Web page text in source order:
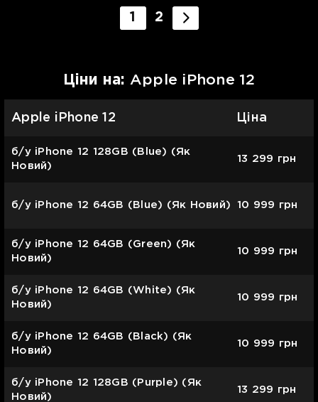
1 2
Цiни на: Apple iPhone 12
Apple iPhone 12 Ціна
б/у iPhone 12 128GB (Blue) (Як
Новий)
13 299 грн
б/у iPhone 12 64GB (Blue) (Як Новий) 10 999 грн
б/у iPhone 12 64GB (Green) (Як
Новий)
10 999 грн
б/у iPhone 12 64GB (White) (Як
Новий)
10 999 грн
б/у iPhone 12 64GB (Black) (Як
Новий)
10 999 грн
б/у iPhone 12 128GB (Purple) (Як
Новий)
13 299 грн